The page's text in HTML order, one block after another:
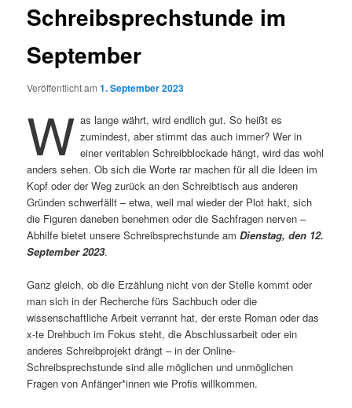
Schreibsprechstunde im
September
Veröffentlicht am1. September 2023
W as lange währt, wird endlich gut. So heißt es
zumindest, aber stimmt das auch immer? Wer in
einer veritablen Schreibblockade hängt, wird das wohl
anders sehen. Ob sich die Worte rar machen für all die Ideen im
Kopf oder der Weg zurück an den Schreibtisch aus anderen
Gründen schwerfällt – etwa, weil mal wieder der Plot hakt, sich
die Figuren daneben benehmen oder die Sachfragen nerven –
Abhilfe bietet unsere Schreibsprechstunde am Dienstag, den 12.
September 2023.
Ganz gleich, ob die Erzählung nicht von der Stelle kommt oder
man sich in der Recherche fürs Sachbuch oder die
wissenschaftliche Arbeit verrannt hat, der erste Roman oder das
x-te Drehbuch im Fokus steht, die Abschlussarbeit oder ein
anderes Schreibprojekt drängt – in der Online-
Schreibsprechstunde sind alle möglichen und unmöglichen
Fragen von Anfänger*innen wie Profis willkommen.